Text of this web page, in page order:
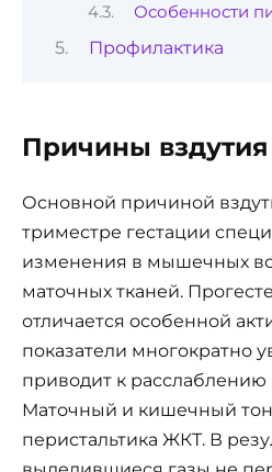
Особенности
Профилактика
Причины вздутия
Основной причиной
триместре гестации
изменения в мышечных
маточных тканей.
отличается особенной
показатели многократно
приводит к
Маточный и кишечный
перистальтика ЖКТ. В